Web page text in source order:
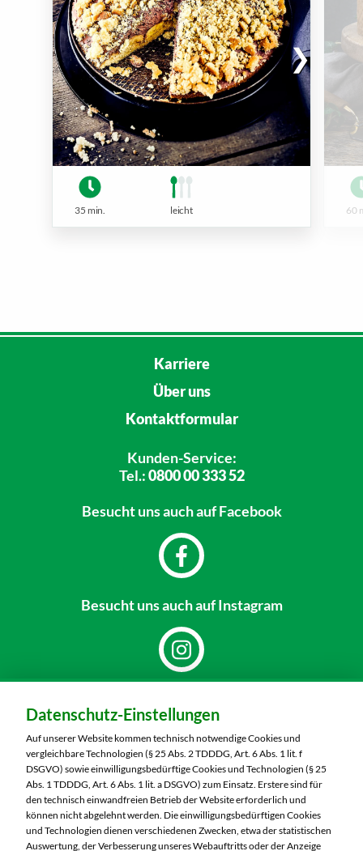
35 min. leicht 60
Karriere
Über uns
Kontaktformular
Kunden-Service:
Tel.:0800 00 333 52
Besucht unsauch auf Facebook
Besucht unsauch auf Instagram
MARKTKAUF Schweinfurt
Carl-Benz-Straße 7
97424 Schweinfurt
Telefon:09721 77040
Markt ändern
Datenschutz-Einstellungen
Auf unserer Website kommen technisch notwendige Cookies und
vergleichbare Technologien (§ 25 Abs. 2 TDDDG, Art. 6 Abs. 1 lit. f
DSGVO) sowie einwilligungsbedürftige Cookies und Technologien (§ 25
Abs. 1 TDDDG, Art. 6 Abs. 1 lit. a DSGVO) zum Einsatz. Erstere sind für
den technisch einwandfreien Betrieb der Website erforderlich und
können nicht abgelehnt werden. Die einwilligungsbedürftigen Cookies
und Technologien dienen verschiedenen Zwecken, etwa der statistischen
Auswertung, der Verbesserung unseres Webauftritts oder der Anzeige